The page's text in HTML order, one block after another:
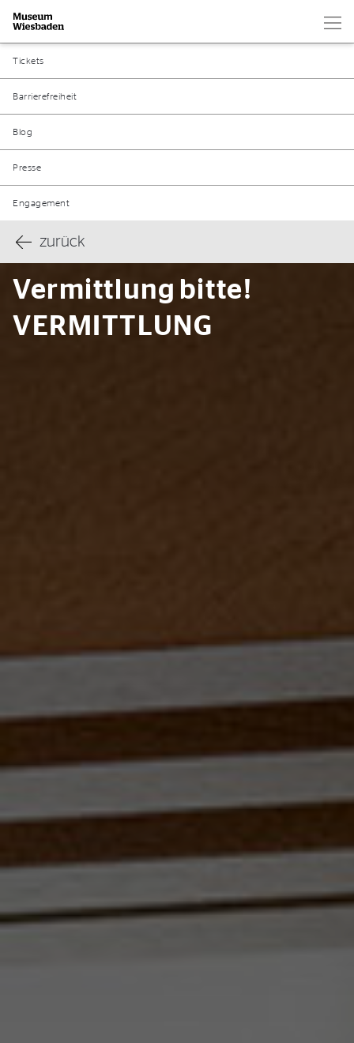
Zur Startseite
Tickets
Barrierefreiheit
Blog
Presse
Engagement
zurück
Vermittlung bitte!
VERMITTLUNG